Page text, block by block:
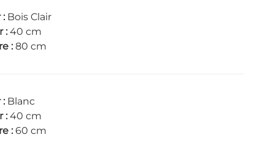
: Bois Clair
: 40 cm
: 80 cm
: Blanc
: 40 cm
: 60 cm